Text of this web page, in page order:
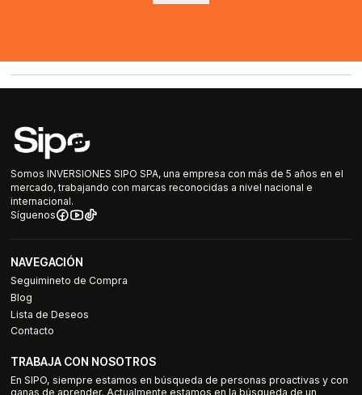
Somos INVERSIONES SIPO SPA, una empresa con más de 5 años en el
mercado, trabajando con marcas reconocidas a nivel nacional e
internacional.
Síguenos
NAVEGACIÓN
Seguimineto de Compra
Blog
Lista de Deseos
Contacto
TRABAJA CON NOSOTROS
En SIPO, siempre estamos en búsqueda de personas proactivas y con
ganas de aprender. Actualmente estamos en la búsqueda de un